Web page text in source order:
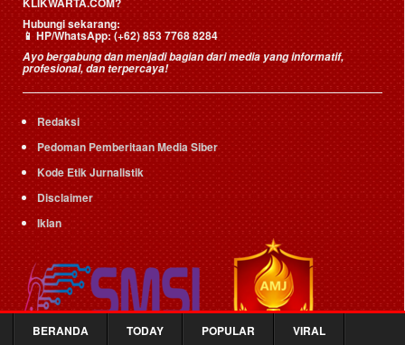
Hubungi sekarang:
📱HP/WhatsApp:(+62) 853 7768 8284
Ayo bergabung dan menjadi bagian dari media yang informatif,
profesional, dan terpercaya!
Redaksi
Pedoman Pemberitaan Media Siber
Kode Etik Jurnalistik
Disclaimer
Iklan
BERANDA TODAY POPULAR VIRAL